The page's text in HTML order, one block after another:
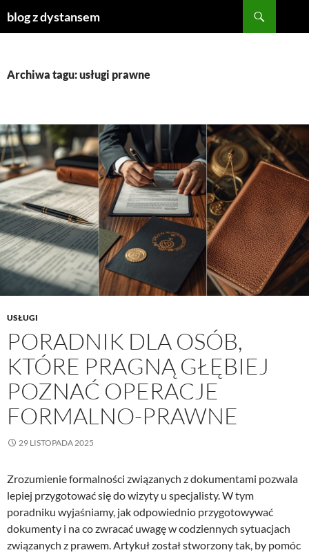
blog z dystansem
Archiwa tagu: usługi prawne
USŁUGI
PORADNIK DLA OSÓB,
KTÓRE PRAGNĄ GŁĘBIEJ
POZNAĆ OPERACJE
FORMALNO-PRAWNE
29 LISTOPADA 2025
Zrozumienie formalności związanych z dokumentami pozwala
lepiej przygotować się do wizyty u specjalisty. W tym
poradniku wyjaśniamy, jak odpowiednio przygotowywać
dokumenty i na co zwracać uwagę w codziennych sytuacjach
związanych z prawem. Artykuł został stworzony tak, by pomóc